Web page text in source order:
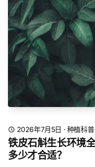
2026年7月5日 · 种植科普
铁皮石斛生长环境
多少才合适？